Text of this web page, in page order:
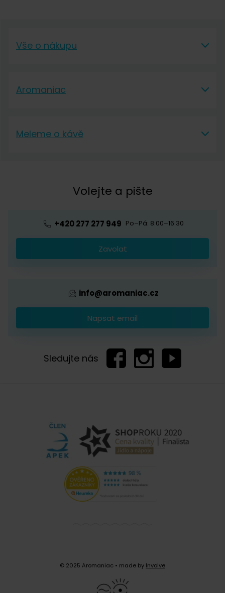
Vše o nákupu
Ochrana osobních údajů
Aromaniac
Provizní systém
Meleme o kávě
Kávová akademieVolejte a pište
+420 277 277 949 Po–Pá: 8:00–16:30
Zavolat
info@aromaniac.cz
Napsat email
Sledujte nás
© 2025 Aromaniac • made by Involve